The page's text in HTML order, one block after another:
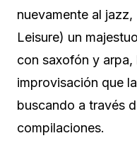
nuevamente al jazz,
Leisure) un
con saxofón y arpa,
improvisación que
buscando a través
compilaciones.